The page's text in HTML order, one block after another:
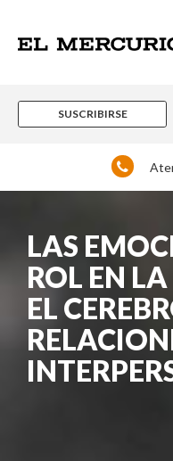
SUSCRIBIRSE
LAS
ROL EN
EL